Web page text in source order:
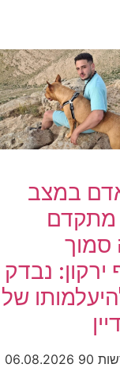
במצב
מתקדם
סמוך
נבדק
של
90
06.08.2026